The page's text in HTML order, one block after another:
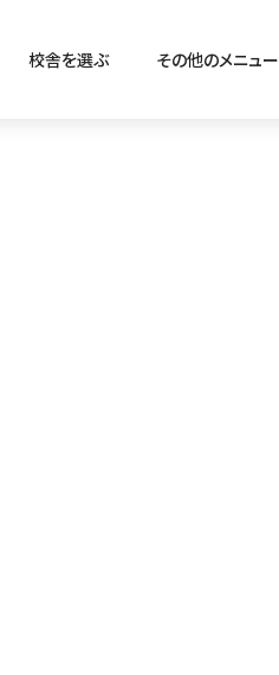
校舎を選ぶ その他のメニュー